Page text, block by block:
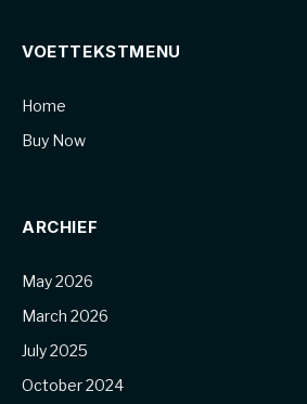
VOETTEKSTMENU
Home
Buy Now
ARCHIEF
May 2026
March 2026
July 2025
October 2024